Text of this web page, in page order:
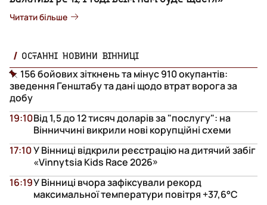
Читати більше
ОСТАННІ НОВИНИ ВІННИЦІ
156 бойових зіткнень та мінус 910 окупантів:
зведення Генштабу та дані щодо втрат ворога за
добу
Від 1,5 до 12 тисяч доларів за "послугу": на
Вінниччині викрили нові корупційні схеми
19:10
У Вінниці відкрили реєстрацію на дитячий забіг
«Vinnytsia Kids Race 2026»
17:10
У Вінниці вчора зафіксували рекорд
максимальної температури повітря +37,6°С
16:19